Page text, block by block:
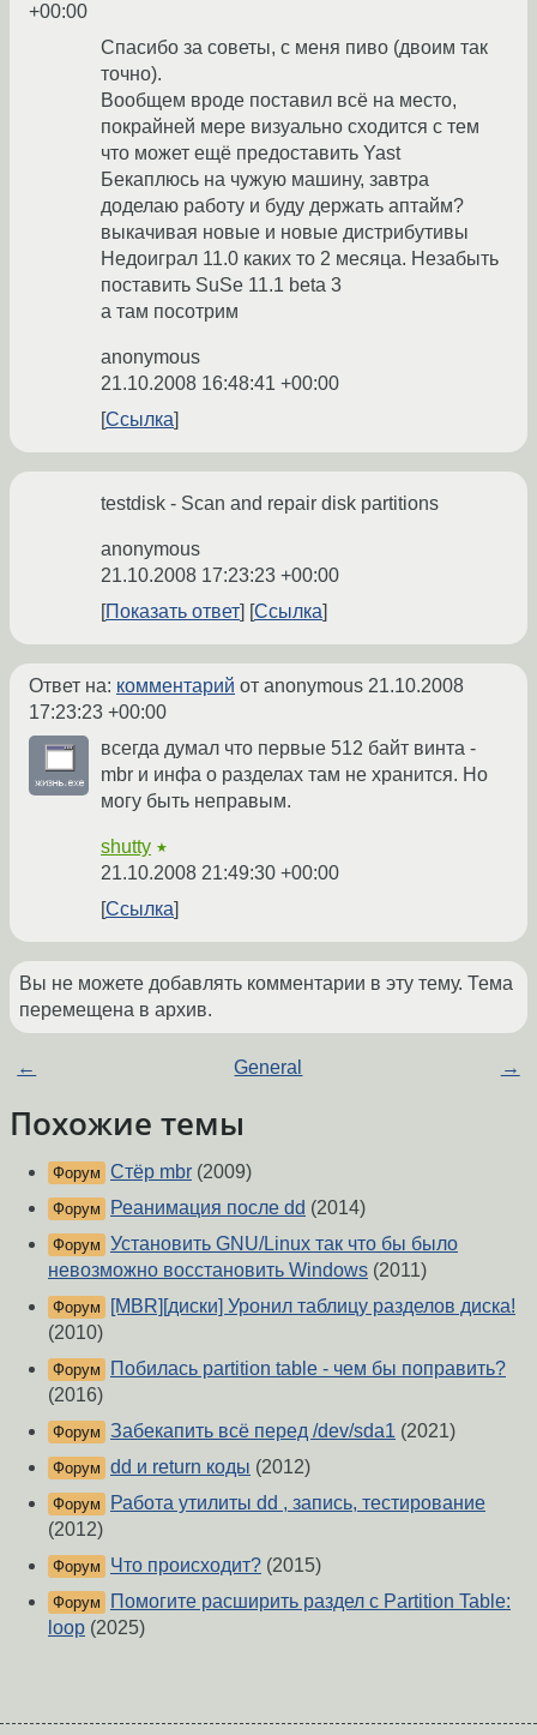
+00:00
Спасибо за советы, с меня пиво (двоим так
точно).
Вообщем вроде поставил всё на место,
покрайней мере визуально сходится с тем
что может ещё предоставить Yast
Бекаплюсь на чужую машину, завтра
доделаю работу и буду держать аптайм?
выкачивая новые и новые дистрибутивы
Недоиграл 11.0 каких то 2 месяца. Незабыть
поставить SuSe 11.1 beta 3
а там посотрим
anonymous
21.10.2008 16:48:41 +00:00
Ссылка
testdisk - Scan and repair disk partitions
anonymous
21.10.2008 17:23:23 +00:00
Показать ответ
Ссылка
Ответ на: комментарий от anonymous 21.10.2008
17:23:23 +00:00
всегда думал что первые 512 байт винта -
mbr и инфа о разделах там не хранится. Но
могу быть неправым.
shutty ★
21.10.2008 21:49:30 +00:00
Ссылка
Вы не можете добавлять комментарии в эту тему. Тема
перемещена в архив.
← General →
Похожие темы
Форум Стёр mbr (2009)
Форум Реанимация после dd (2014)
Форум Установить GNU/Linux так что бы было
невозможно восстановить Windows (2011)
Форум
[MBR][диски] Уронил таблицу разделов диска!
(2010)
Форум
Побилась partition table - чем бы поправить?
(2016)
Форум Забекапить всё перед /dev/sda1 (2021)
Форум dd и return коды (2012)
Форум
Работа утилиты dd , запись, тестирование
(2012)
Форум Что происходит? (2015)
Форум
Помогите расширить раздел с Partition Table:
loop (2025)